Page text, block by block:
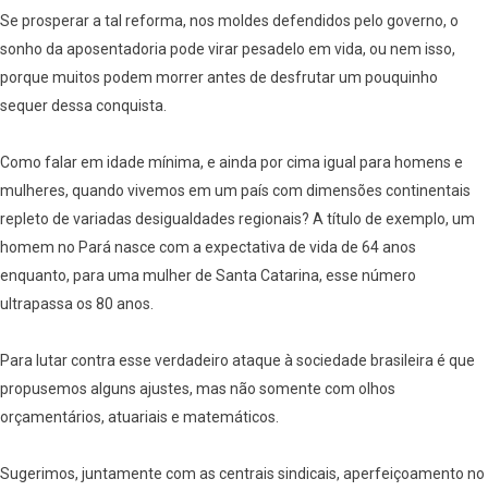
Se prosperar a tal reforma, nos moldes defendidos pelo governo, o
sonho da aposentadoria pode virar pesadelo em vida, ou nem isso,
porque muitos podem morrer antes de desfrutar um pouquinho
sequer dessa conquista.
Como falar em idade mínima, e ainda por cima igual para homens e
mulheres, quando vivemos em um país com dimensões continentais
repleto de variadas desigualdades regionais? A título de exemplo, um
homem no Pará nasce com a expectativa de vida de 64 anos
enquanto, para uma mulher de Santa Catarina, esse número
ultrapassa os 80 anos.
Para lutar contra esse verdadeiro ataque à sociedade brasileira é que
propusemos alguns ajustes, mas não somente com olhos
orçamentários, atuariais e matemáticos.
Sugerimos, juntamente com as centrais sindicais, aperfeiçoamento no